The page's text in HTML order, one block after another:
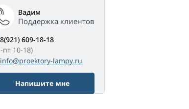
Вадим
Поддержка клиентов
8(921) 609-18-18
пт 10-18)
info@proektory-lampy.ru
Напишите мне